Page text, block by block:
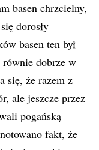
basen chrzcielny,
dorosły
basen ten był
równie dobrze w
się, że razem z
ale jeszcze przez
pogańską
fakt, że